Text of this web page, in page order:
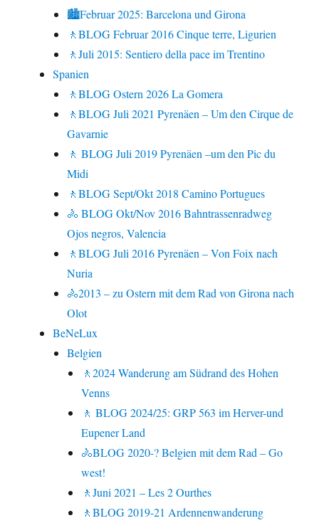
🏙Februar 2025: Barcelona und Girona
🚶BLOG Februar 2016 Cinque terre, Ligurien
🚶Juli 2015: Sentiero della pace im Trentino
Spanien
🚶BLOG Ostern 2026 La Gomera
🚶BLOG Juli 2021 Pyrenäen – Um den Cirque de
Gavarnie
🚶 BLOG Juli 2019 Pyrenäen –um den Pic du
Midi
🚶BLOG Sept/Okt 2018 Camino Portugues
🚴 BLOG Okt/Nov 2016 Bahntrassenradweg
Ojos negros, Valencia
🚶BLOG Juli 2016 Pyrenäen – Von Foix nach
Nuria
🚴2013 – zu Ostern mit dem Rad von Girona nach
Olot
BeNeLux
Belgien
🚶2024 Wanderung am Südrand des Hohen
Venns
🚶 BLOG 2024/25: GRP 563 im Herver-und
Eupener Land
🚴BLOG 2020-? Belgien mit dem Rad – Go
west!
🚶Juni 2021 – Les 2 Ourthes
🚶BLOG 2019-21 Ardennenwanderung